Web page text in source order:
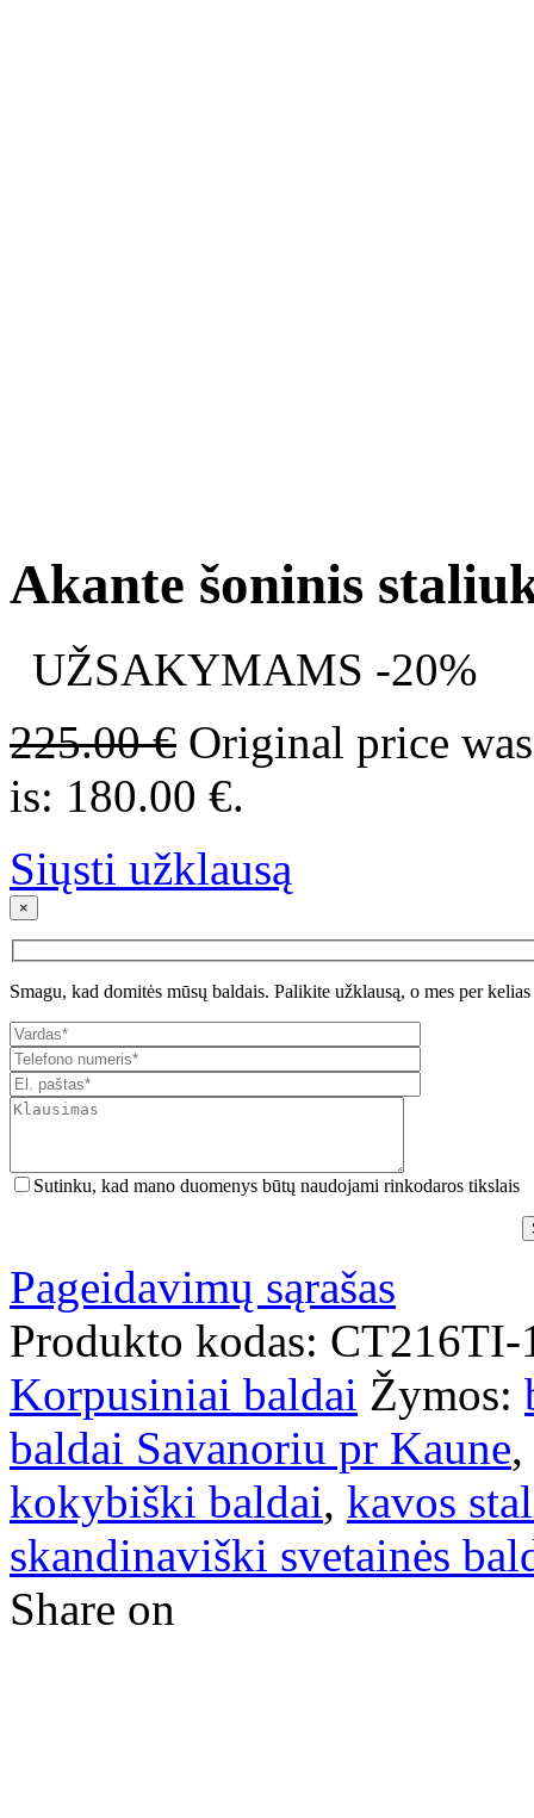
Akante šoninis
UŽSAKYMAMS -20%
225.00€ Original price
is: 180.00 €.
Siųsti užklausą
×
Smagu, kad domitės mūsų baldais. Palikite užklausą, o mes per
Sutinku, kad mano duomenys būtų naudojami rinkodaros tikslais
Pageidavimų sąrašas
Produkto kodas: CT216TI-
Korpusiniai baldai Žymos:
baldai Savanoriu pr Kaune,
kokybiški baldai, kavos
skandinaviški svetainės
Share on